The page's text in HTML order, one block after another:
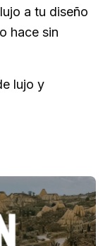
a tu diseño
hace sin
lujo y